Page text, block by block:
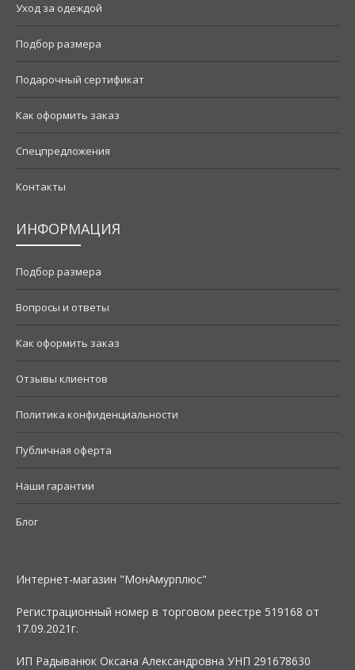
Уход за одеждой
Подбор размера
Подарочный сертификат
Как оформить заказ
Спецпредложения
Контакты
ИНФОРМАЦИЯ
Подбор размера
Вопросы и ответы
Как оформить заказ
Отзывы клиентов
Политика конфиденциальности
Публичная оферта
Наши гарантии
Блог
Интернет-магазин "МонАмурплюс"
Регистрационный номер в торговом реестре 519168 от
17.09.2021г.
ИП Радыванюк Оксана Александровна УНП 291678630